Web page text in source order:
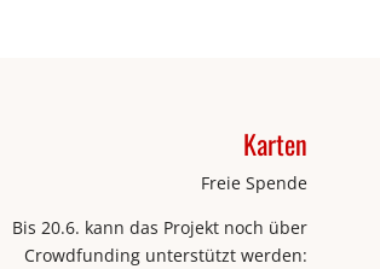
Karten
Freie Spende
Bis 20.6. kann das Projekt noch über
Crowdfunding unterstützt werden: